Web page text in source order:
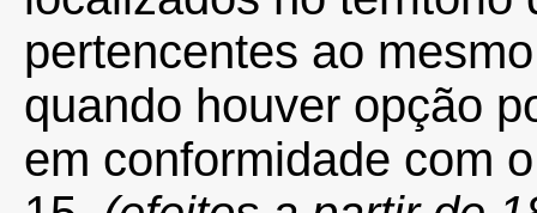
pertencentes ao
quando houver opção
em conformidade com